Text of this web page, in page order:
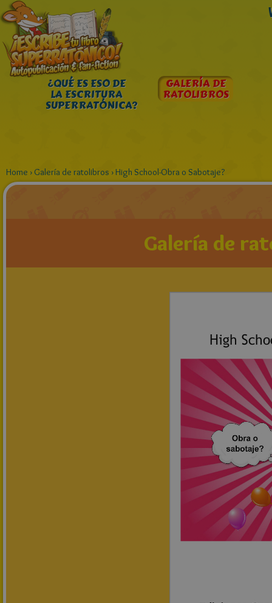
¿QUÉ ES ESO DE
LA ESCRITURA
SUPERRATÓNICA?
GALERÍA DE
RATOLIBROS
Home › Galería de ratolibros › High School-Obra o Sabotaje?
Galería de